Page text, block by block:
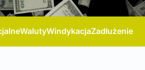
WalutyWindykacjaZadłużenie